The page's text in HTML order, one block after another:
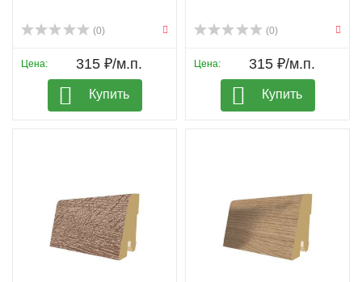
(0)
Цена: 315 ₽/м.п.
Купить
(0)
Цена: 315 ₽/м.п.
Купить